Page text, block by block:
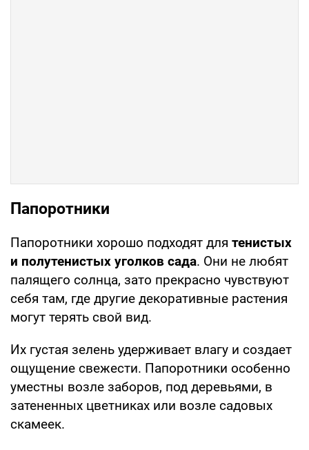
Папоротники
Папоротники хорошо подходят для тенистых
и полутенистых уголков сада. Они не любят
палящего солнца, зато прекрасно чувствуют
себя там, где другие декоративные растения
могут терять свой вид.
Их густая зелень удерживает влагу и создает
ощущение свежести. Папоротники особенно
уместны возле заборов, под деревьями, в
затененных цветниках или возле садовых
скамеек.